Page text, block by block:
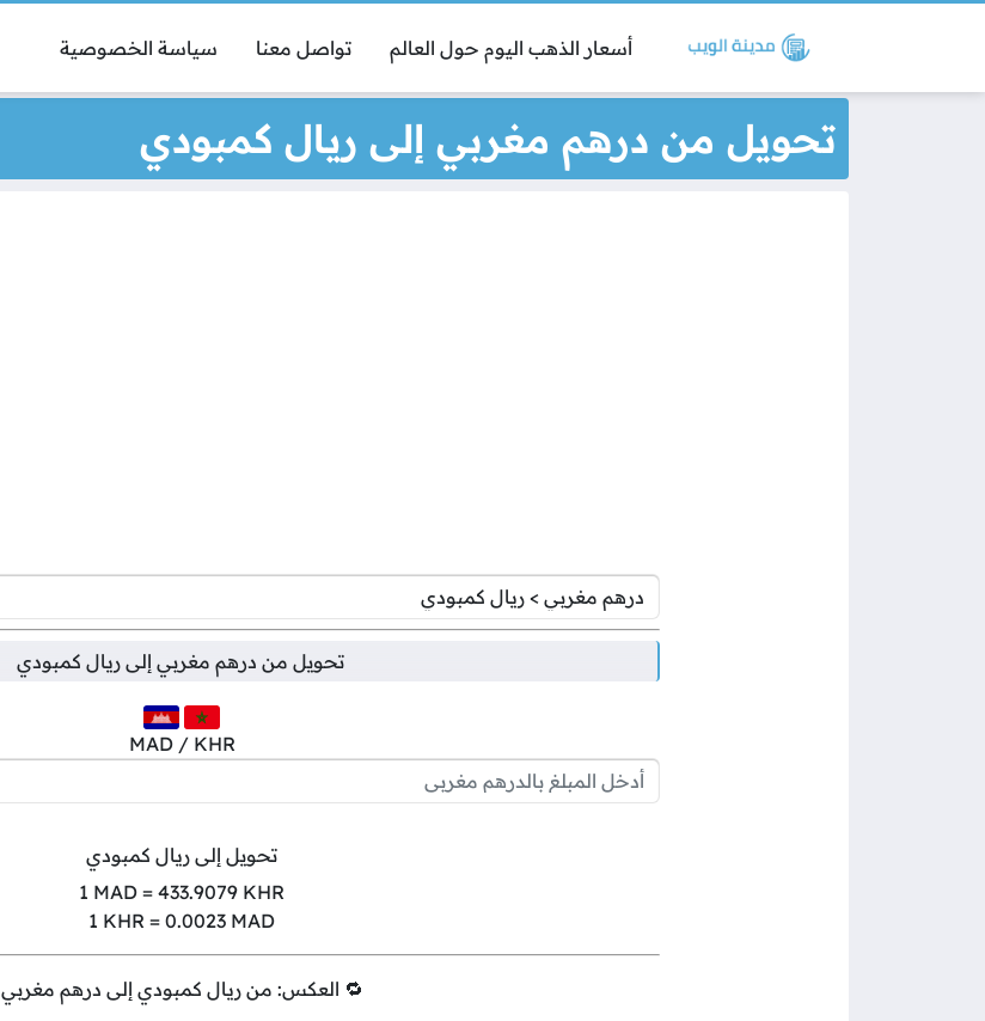
أسعار الذهب اليوم حول العالم تواصل معنا سياسة الخصوصية
تحويل من درهم مغربي إلى ريال كمبودي
تحويل من درهم مغربي إلى ريال كمبودي
MAD / KHR
تحويل إلى ريال كمبودي
1 MAD = 433.9079 KHR
1 KHR = 0.0023 MAD
🔁 العكس: من ريال كمبودي إلى درهم مغربي